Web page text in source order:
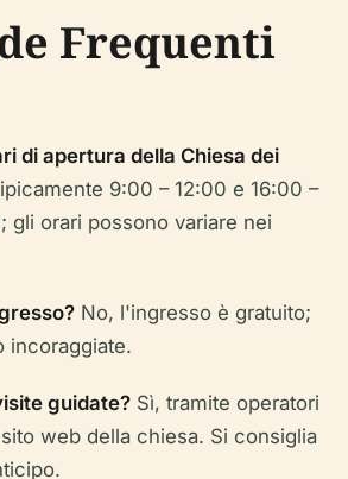
Frequenti
di apertura della Chiesa dei
9:00 – 12:00 e 16:00 –
gli orari possono variare nei
No, l'ingresso è gratuito;
incoraggiate.
guidate? Sì, tramite operatori
web della chiesa. Si consiglia